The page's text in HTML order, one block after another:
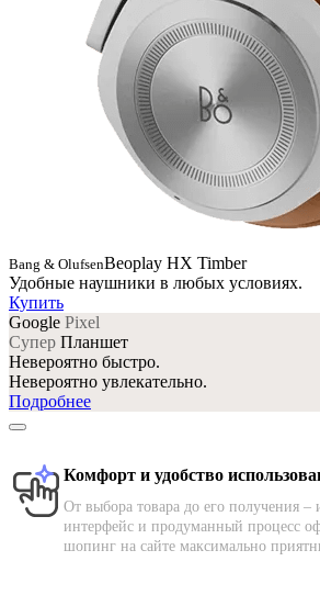
Bang & OlufsenBeoplay HX Timber
Удобные наушники в любых условиях.
Купить
Google Pixel
Супер Планшет
Невероятно быстро.
Невероятно увлекательно.
Подробнее
Комфорт и удобство
От выбора товара до его получения
интерфейс и продуманный процесс
шопинг на сайте максимально